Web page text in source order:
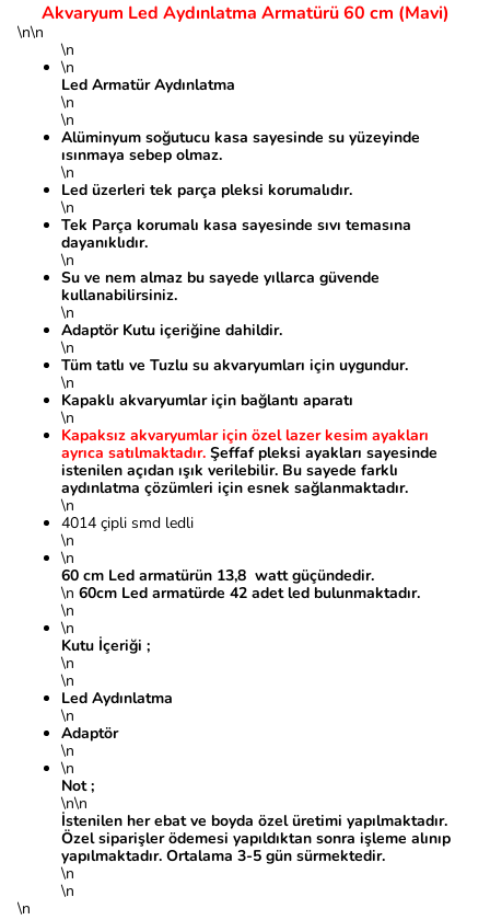
Akvaryum Led Aydınlatma Armatürü 60 cm (Mavi)
\n\n
\n
\n
Led Armatür Aydınlatma
\n
\n
Alüminyum soğutucu kasa sayesinde su yüzeyinde
ısınmaya sebep olmaz.
\n
Led üzerleri tek parça pleksi korumalıdır.
\n
Tek Parça korumalı kasa sayesinde sıvı temasına
dayanıklıdır.
\n
Su ve nem almaz bu sayede yıllarca güvende
kullanabilirsiniz.
\n
Adaptör Kutu içeriğine dahildir.
\n
Tüm tatlı ve Tuzlu su akvaryumları için uygundur.
\n
Kapaklı akvaryumlar için bağlantı aparatı
\n
Kapaksız akvaryumlar için özel lazer kesim ayakları
ayrıca satılmaktadır. Şeffaf pleksi ayakları sayesinde
istenilen açıdan ışık verilebilir. Bu sayede farklı
aydınlatma çözümleri için esnek sağlanmaktadır.
\n
4014 çipli smd ledli
\n
\n
60 cm Led armatürün 13,8 watt güçündedir.
\n 60cm Led armatürde 42 adet led bulunmaktadır.
\n
\n
Kutu İçeriği ;
\n
\n
Led Aydınlatma
\n
Adaptör
\n
\n
Not ;
\n\n
İstenilen her ebat ve boyda özel üretimi yapılmaktadır.
Özel siparişler ödemesi yapıldıktan sonra işleme alınıp
yapılmaktadır. Ortalama 3-5 gün sürmektedir.
\n
\n
\n